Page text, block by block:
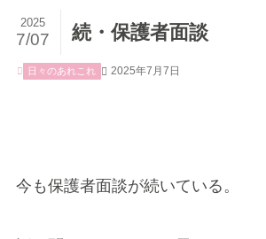
続・保護者面談
2025
7/07
日々のあれこれ 2025年7月7日
今も保護者面談が続いている。